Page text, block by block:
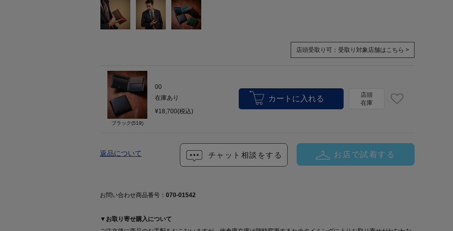
店頭受取り可： 受取り対象店舗はこちら >
ブラック(519)
00
在庫あり
¥18,700(税込)
店頭
在庫
チャット相談をする お店で試着する
返品について
お問い合わせ商品番号： 070-01542
▼お取り寄せ購入について